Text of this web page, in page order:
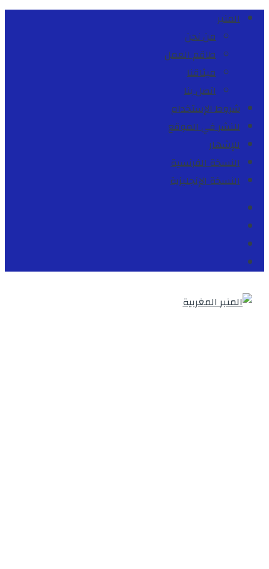
المنبر
من نحن
طاقم العمل
ميثاقنا
اتصل بنا
شروط الإستخدام
للنشر في الموقع
للإشهار
النسخة الفرنسية
النسخة الإنجليزية